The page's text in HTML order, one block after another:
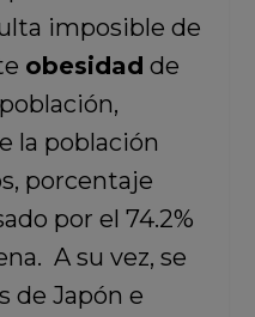
imposible de
obesidad de
la población
porcentaje
por el 74.2%
A su vez, se
de Japón e